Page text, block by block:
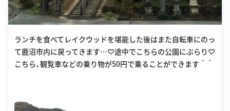
ランチを食べてレイクウッドを堪能した後はまた自転車にのっ
て鹿沼市内に戻ってきます…♡途中でこちらの公園にぶらり♡
こちら、観覧車などの乗り物が50円で乗ることができます＾＾